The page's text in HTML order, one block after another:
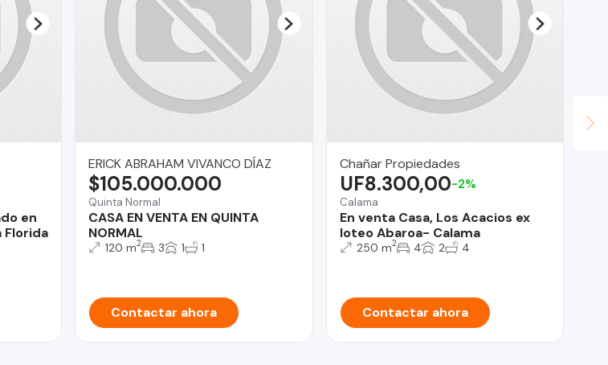
en
Florida
ERICK ABRAHAM VIVANCO DÍAZ
Quinta Normal
CASA EN VENTA EN QUINTA
NORMAL
$105.000.000
120 m2 3 1 1
Contactar ahora
Chañar Propiedades
Calama
En venta Casa, Los Acacios ex
loteo Abaroa- Calama
UF8.300,00-2%
250 m2 4 2 4
Contactar ahora